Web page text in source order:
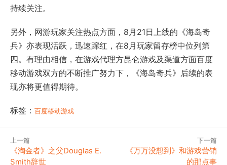
持续关注。
另外，网游玩家关注热点方面，8月21日上线的《海岛奇
兵》亦表现活跃，迅速蹿红，在8月玩家留存榜中位列第
四。有理由相信，在游戏代理方昆仑游戏及渠道方面百度
移动游戏双方的不断推广努力下，《海岛奇兵》后续的表
现亦将更值得期待。
标签： 百度移动游戏
上一篇
《淘金者》之父Douglas E.
Smith辞世
下一篇
《万万没想到》和游戏营销
的那点事